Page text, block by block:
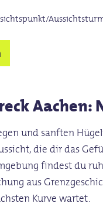
Aachen:
und sanften
die dir das
findest du
aus
Kurve wartet.